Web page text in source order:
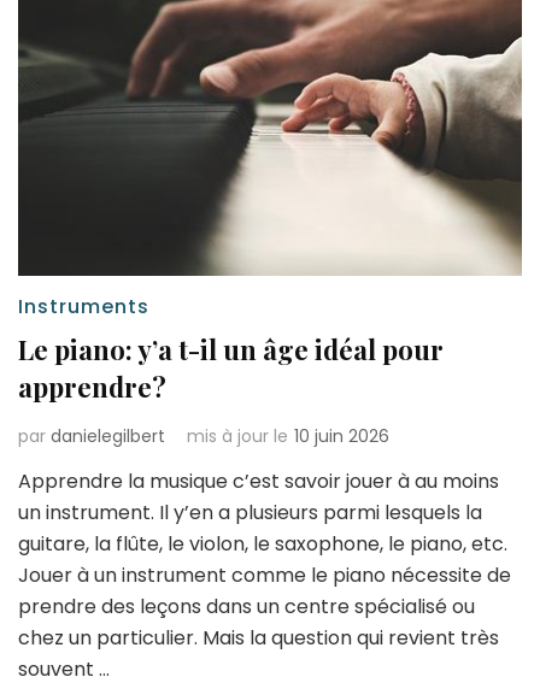
Instruments
Le piano: y’a t-il un âge idéal pour
apprendre?
par danielegilbert mis à jour le 10 juin 2026
Apprendre la musique c’est savoir jouer à au moins
un instrument. Il y’en a plusieurs parmi lesquels la
guitare, la flûte, le violon, le saxophone, le piano, etc.
Jouer à un instrument comme le piano nécessite de
prendre des leçons dans un centre spécialisé ou
chez un particulier. Mais la question qui revient très
souvent …